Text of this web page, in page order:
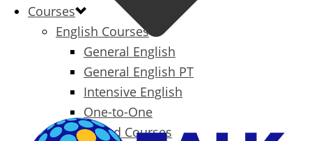
Courses
English Courses
General English
General English PT
Intensive English
One-to-One
Specialized Courses